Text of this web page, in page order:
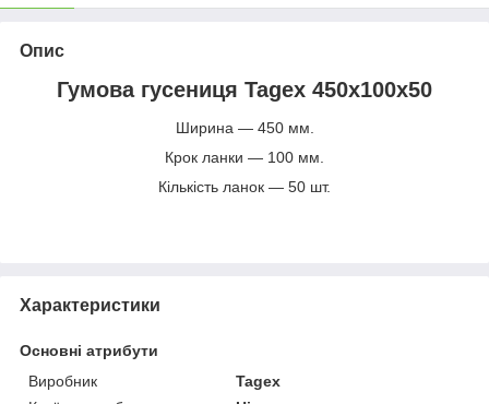
Опис
Гумова гусениця Tagex 450х100х50
Ширина — 450 мм.
Крок ланки — 100 мм.
Кількість ланок — 50 шт.
Характеристики
Основні атрибути
Виробник
Tagex